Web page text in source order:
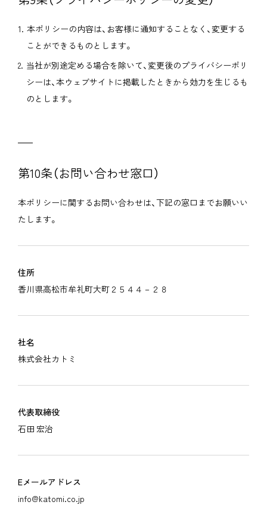
本ポリシーの内容は、お客様に通知することなく、変更する
ことができるものとします。
当社が別途定める場合を除いて、変更後のプライバシーポリ
シーは、本ウェブサイトに掲載したときから効力を生じるも
のとします。
第10条（お問い合わせ窓口）
本ポリシーに関するお問い合わせは、下記の窓口までお願いい
たします。
住所
香川県高松市牟礼町大町２５４４－２８
社名
株式会社カトミ
代表取締役
石田 宏治
Eメールアドレス
info@katomi.co.jp